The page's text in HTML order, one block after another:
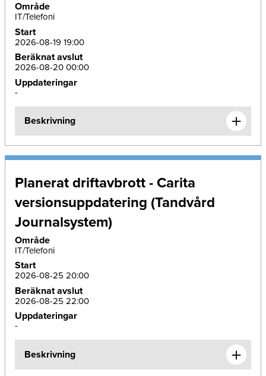
Område
IT/Telefoni
Start
2026-08-19 19:00
Beräknat avslut
2026-08-20 00:00
Uppdateringar
-
Beskrivning
Planerat driftavbrott - Carita
versionsuppdatering (Tandvård
Journalsystem)
Område
IT/Telefoni
Start
2026-08-25 20:00
Beräknat avslut
2026-08-25 22:00
Uppdateringar
-
Beskrivning